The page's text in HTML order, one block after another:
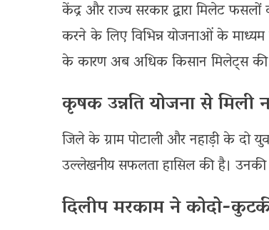
केंद्र और राज्य सरकार द्वारा मिलेट
करने के लिए विभिन्न योजनाओं के माध्यम
के कारण अब अधिक किसान मिलेट्स की
कृषक उन्नति योजना से मिली
जिले के ग्राम पोटाली और नहाड़ी के दो
उल्लेखनीय सफलता हासिल की है।
दिलीप मरकाम ने कोदो-